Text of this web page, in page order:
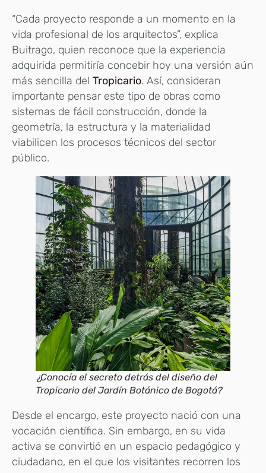
“Cada proyecto responde a un momento en la
vida profesional de los arquitectos”, explica
Buitrago, quien reconoce que la experiencia
adquirida permitiría concebir hoy una versión aún
más sencilla del Tropicario. Así, consideran
importante pensar este tipo de obras como
sistemas de fácil construcción, donde la
geometría, la estructura y la materialidad
viabilicen los procesos técnicos del sector
público.
¿Conocía el secreto detrás del diseño del
Tropicario del Jardín Botánico de Bogotá?
Desde el encargo, este proyecto nació con una
vocación científica. Sin embargo, en su vida
activa se convirtió en un espacio pedagógico y
ciudadano, en el que los visitantes recorren los